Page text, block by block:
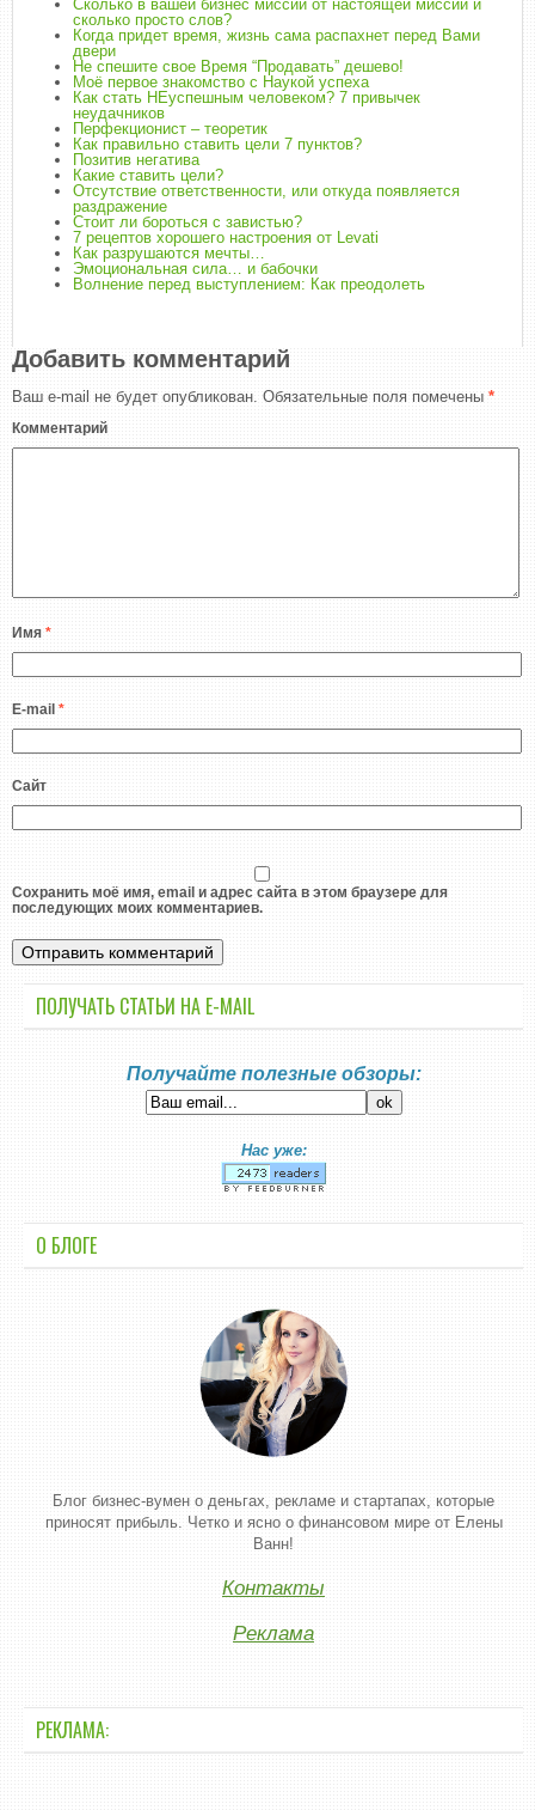
Сколько в вашей бизнес миссии от настоящей миссии и
сколько просто слов?
Когда придет время, жизнь сама распахнет перед Вами
двери
Не спешите свое Время “Продавать” дешево!
Моё первое знакомство с Наукой успеха
Как стать НЕуспешным человеком? 7 привычек
неудачников
Перфекционист – теоретик
Как правильно ставить цели 7 пунктов?
Позитив негатива
Какие ставить цели?
Отсутствие ответственности, или откуда появляется
раздражение
Стоит ли бороться с завистью?
7 рецептов хорошего настроения от Levati
Как разрушаются мечты…
Эмоциональная сила… и бабочки
Волнение перед выступлением: Как преодолеть
Добавить комментарий
Ваш e-mail не будет опубликован. Обязательные поля помечены *
Комментарий
Имя *
E-mail *
Сайт
Сохранить моё имя, email и адрес сайта в этом браузере для
последующих моих комментариев.
ПОЛУЧАТЬ СТАТЬИ НА E-MАIL
Получайте полезные обзоры:
Нас уже:
О БЛОГЕ
Блог бизнес-вумен о деньгах, рекламе и стартапах, которые
приносят прибыль. Четко и ясно о финансовом мире от Елены
Ванн!
Контакты
Реклама
РЕКЛАМА: